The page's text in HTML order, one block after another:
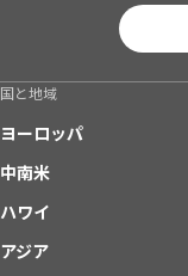
国と地域
ヨーロッパ
中南米
ハワイ
アジア